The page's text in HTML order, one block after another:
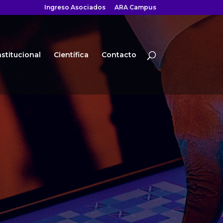
Ingreso Asociados ARA Campus
Científica Contacto